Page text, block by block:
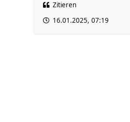
Zitieren
16.01.2025, 07:19